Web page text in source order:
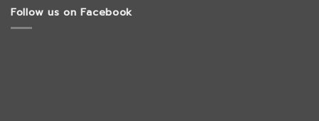
Follow us on Facebook